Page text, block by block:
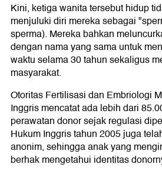
Kini, ketiga wanita tersebut hidup
menjuluki diri mereka sebagai
sperma). Mereka bahkan
dengan nama yang sama untuk
waktu selama 30 tahun sekaligus
masyarakat.
Otoritas Fertilisasi dan Embriologi
Inggris mencatat ada lebih dari
perawatan donor sejak regulasi
Hukum Inggris tahun 2005 juga
anonim, sehingga anak yang
berhak mengetahui identitas